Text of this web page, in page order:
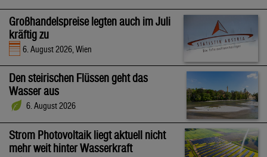
Großhandelspreise legten auch im Juli
kräftig zu
6. August 2026, Wien
Den steirischen Flüssen geht das
Wasser aus
6. August 2026
Strom Photovoltaik liegt aktuell nicht
mehr weit hinter Wasserkraft